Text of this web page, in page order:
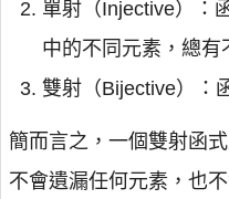
單射（Injective）：
中的不同元素，總有
雙射（Bijective）：
簡而言之，一個雙射函
不會遺漏任何元素，也